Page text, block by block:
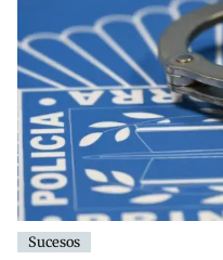
Sucesos